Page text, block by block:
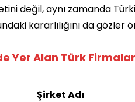
değil, aynı zamanda
kararlılığını da gözler
Yer Alan Türk
Şirket Adı